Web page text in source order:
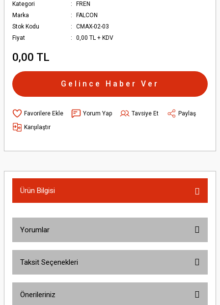
Kategori
FREN
Marka
FALCON
Stok Kodu
CMAX-02-03
Fiyat
0,00 TL + KDV
0,00 TL
Gelince Haber Ver
Yorum Yap Tavsiye Et
Paylaş
Karşılaştır
Ürün Bilgisi
Yorumlar
Taksit Seçenekleri
Önerileriniz